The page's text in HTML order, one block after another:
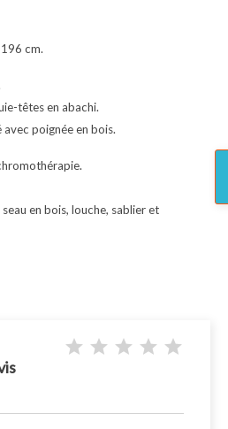
cm.
têtes en abachi.
poignée en bois.
en bois, louche, sablier et